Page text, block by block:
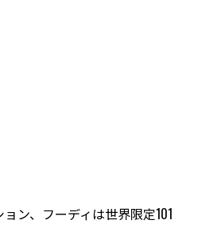
ョン、フーディは世界限定101